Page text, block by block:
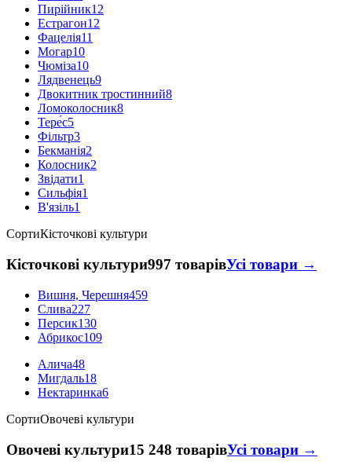
Пирійник12
Естрагон12
Фацелія11
Могар10
Чюміза10
Лядвенець9
Двокитник тростинний8
Ломоколосник8
Тере́с5
Фільтр3
Бекманія2
Колосник2
Звідати1
Сильфія1
В'язіль1
СортиКісточкові культури
Кісточкові культури997 товарівУсі товари →
Вишня, Черешня459
Слива227
Персик130
Абрикос109
Алича48
Мигдаль18
Нектаринка6
СортиОвочеві культури
Овочеві культури15 248 товарівУсі товари →